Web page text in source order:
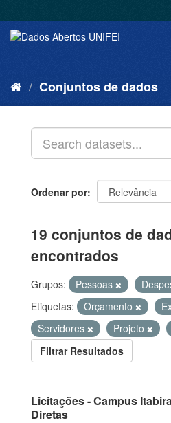
Conjuntos de dados
Ordenar por
19 conjuntos de
encontrados
Grupos: Pessoas
Etiquetas:
Orçamento
Servidores
Projeto
Filtrar Resultados
Licitações - Campus
Diretas